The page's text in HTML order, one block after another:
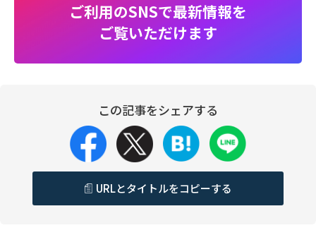
ご利用のSNSで最新情報を
ご覧いただけます
この記事をシェアする
URLとタイトルをコピーする